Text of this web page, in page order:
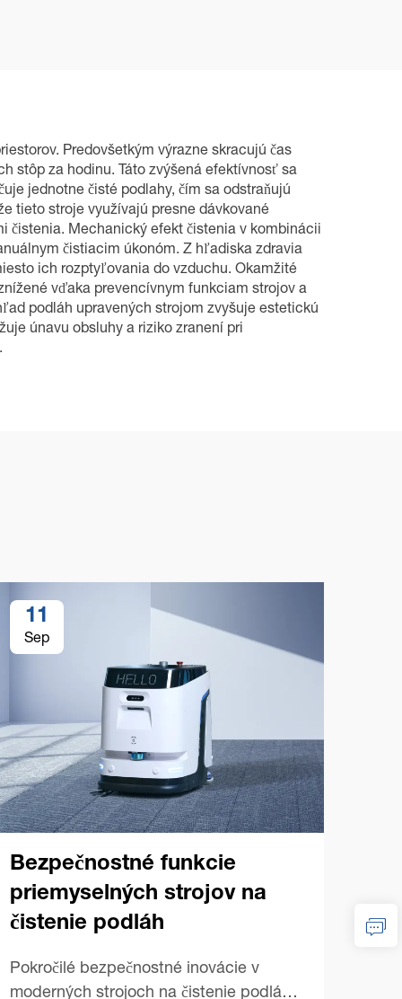
Predovšetkým výrazne skracujú čas
stôp za hodinu. Táto zvýšená efektívnosť sa
jednotne čisté podlahy, čím sa odstraňujú
tieto stroje využívajú presne dávkované
čistenia. Mechanický efekt čistenia v kombinácii
čistiacim úkonóm. Z hľadiska zdravia
ich rozptyľovania do vzduchu. Okamžité
vďaka prevencívnym funkciam strojov a
podláh upravených strojom zvyšuje estetickú
únavu obsluhy a riziko zranení pri
11
Sep
Bezpečnostné funkcie
priemyselných strojov na
čistenie podláh
Pokročilé bezpečnostné inovácie v
moderných strojoch na čistenie podláh